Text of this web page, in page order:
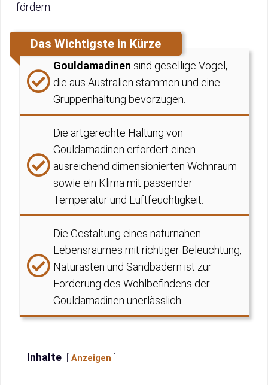
fördern.
Das Wichtigste in Kürze
Gouldamadinen sind gesellige Vögel,
die aus Australien stammen und eine
Gruppenhaltung bevorzugen.
Die artgerechte Haltung von
Gouldamadinen erfordert einen
ausreichend dimensionierten Wohnraum
sowie ein Klima mit passender
Temperatur und Luftfeuchtigkeit.
Die Gestaltung eines naturnahen
Lebensraumes mit richtiger Beleuchtung,
Naturästen und Sandbädern ist zur
Förderung des Wohlbefindens der
Gouldamadinen unerlässlich.
Inhalte Anzeigen